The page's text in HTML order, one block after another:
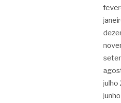
julho